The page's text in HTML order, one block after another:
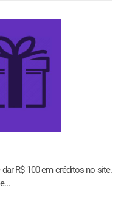
R$ 100 em créditos no site.